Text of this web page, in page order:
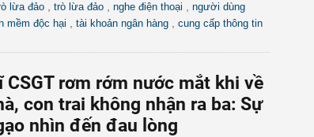
lừa đảo trò lừa đảo nghe điện thoại
người dùng
mềm độc hại tài khoản ngân hàng cung cấp thông tin
CSGT rơm rớm nước mắt khi về
con trai không nhận ra ba: Sự
nhìn đến đau lòng